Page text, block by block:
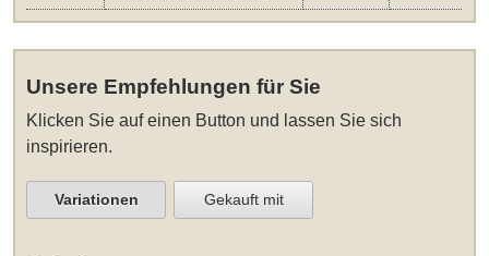
Unsere Empfehlungen für Sie
Klicken Sie auf einen Button und lassen Sie sich
inspirieren.
Variationen Gekauft mit